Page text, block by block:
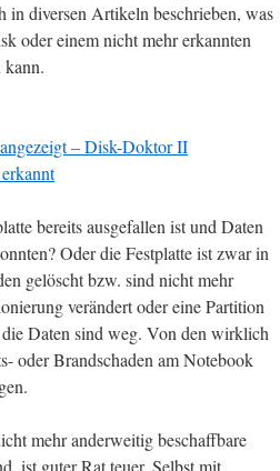
in diversen Artikeln beschrieben, was
oder einem nicht mehr erkannten
kann.
– Disk-Doktor II
bereits ausgefallen ist und Daten
Oder die Festplatte ist zwar in
gelöscht bzw. sind nicht mehr
verändert oder eine Partition
Daten sind weg. Von den wirklich
oder Brandschaden am Notebook
mehr anderweitig beschaffbare